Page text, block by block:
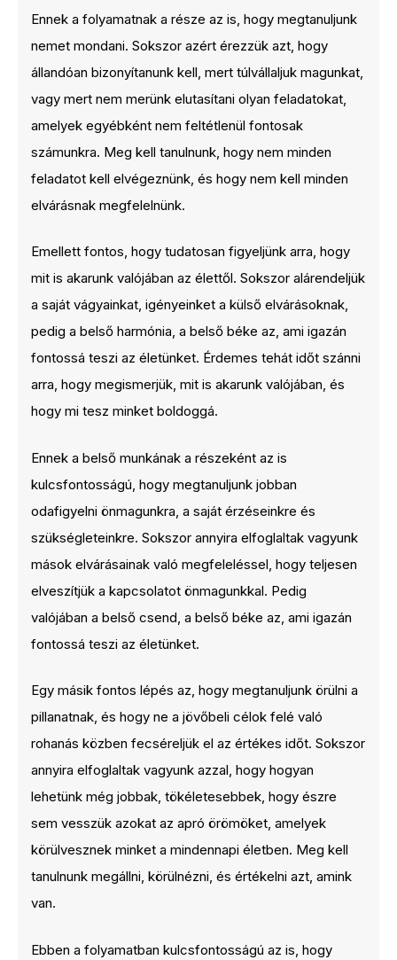
Ennek a folyamatnak a része az is, hogy megtanuljunk
nemet mondani. Sokszor azért érezzük azt, hogy
állandóan bizonyítanunk kell, mert túlvállaljuk magunkat,
vagy mert nem merünk elutasítani olyan feladatokat,
amelyek egyébként nem feltétlenül fontosak
számunkra. Meg kell tanulnunk, hogy nem minden
feladatot kell elvégeznünk, és hogy nem kell minden
elvárásnak megfelelnünk.
Emellett fontos, hogy tudatosan figyeljünk arra, hogy
mit is akarunk valójában az élettől. Sokszor alárendeljük
a saját vágyainkat, igényeinket a külső elvárásoknak,
pedig a belső harmónia, a belső béke az, ami igazán
fontossá teszi az életünket. Érdemes tehát időt szánni
arra, hogy megismerjük, mit is akarunk valójában, és
hogy mi tesz minket boldoggá.
Ennek a belső munkának a részeként az is
kulcsfontosságú, hogy megtanuljunk jobban
odafigyelni önmagunkra, a saját érzéseinkre és
szükségleteinkre. Sokszor annyira elfoglaltak vagyunk
mások elvárásainak való megfeleléssel, hogy teljesen
elveszítjük a kapcsolatot önmagunkkal. Pedig
valójában a belső csend, a belső béke az, ami igazán
fontossá teszi az életünket.
Egy másik fontos lépés az, hogy megtanuljunk örülni a
pillanatnak, és hogy ne a jövőbeli célok felé való
rohanás közben fecséreljük el az értékes időt. Sokszor
annyira elfoglaltak vagyunk azzal, hogy hogyan
lehetünk még jobbak, tökéletesebbek, hogy észre
sem vesszük azokat az apró örömöket, amelyek
körülvesznek minket a mindennapi életben. Meg kell
tanulnunk megállni, körülnézni, és értékelni azt, amink
van.
Ebben a folyamatban kulcsfontosságú az is, hogy